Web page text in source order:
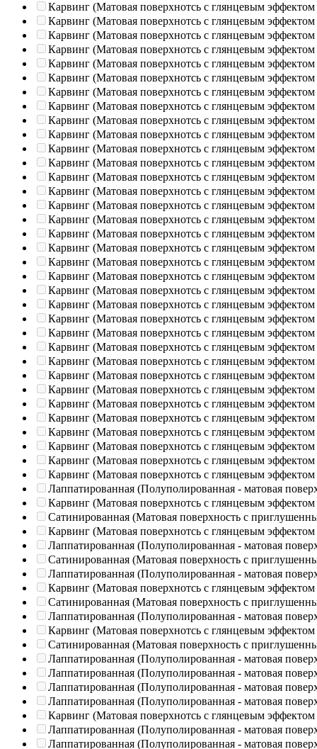
Карвинг (Матовая поверхнотсь с глянцевым эффектом
Карвинг (Матовая поверхнотсь с глянцевым эффектом
Карвинг (Матовая поверхнотсь с глянцевым эффектом
Карвинг (Матовая поверхнотсь с глянцевым эффектом
Карвинг (Матовая поверхнотсь с глянцевым эффектом
Карвинг (Матовая поверхнотсь с глянцевым эффектом
Карвинг (Матовая поверхнотсь с глянцевым эффектом
Карвинг (Матовая поверхнотсь с глянцевым эффектом
Карвинг (Матовая поверхнотсь с глянцевым эффектом
Карвинг (Матовая поверхнотсь с глянцевым эффектом
Карвинг (Матовая поверхнотсь с глянцевым эффектом
Карвинг (Матовая поверхнотсь с глянцевым эффектом
Карвинг (Матовая поверхнотсь с глянцевым эффектом
Карвинг (Матовая поверхнотсь с глянцевым эффектом
Карвинг (Матовая поверхнотсь с глянцевым эффектом
Карвинг (Матовая поверхнотсь с глянцевым эффектом
Карвинг (Матовая поверхнотсь с глянцевым эффектом
Карвинг (Матовая поверхнотсь с глянцевым эффектом
Карвинг (Матовая поверхнотсь с глянцевым эффектом
Карвинг (Матовая поверхнотсь с глянцевым эффектом
Карвинг (Матовая поверхнотсь с глянцевым эффектом
Карвинг (Матовая поверхнотсь с глянцевым эффектом
Карвинг (Матовая поверхнотсь с глянцевым эффектом
Карвинг (Матовая поверхнотсь с глянцевым эффектом
Карвинг (Матовая поверхнотсь с глянцевым эффектом
Карвинг (Матовая поверхнотсь с глянцевым эффектом
Карвинг (Матовая поверхнотсь с глянцевым эффектом
Карвинг (Матовая поверхнотсь с глянцевым эффектом
Карвинг (Матовая поверхнотсь с глянцевым эффектом
Карвинг (Матовая поверхнотсь с глянцевым эффектом
Карвинг (Матовая поверхнотсь с глянцевым эффектом
Карвинг (Матовая поверхнотсь с глянцевым эффектом
Карвинг (Матовая поверхнотсь с глянцевым эффектом
Карвинг (Матовая поверхнотсь с глянцевым эффектом
Лаппатированная (Полуполированная - матовая
Карвинг (Матовая поверхнотсь с глянцевым эффектом
Сатинированная (Матовая поверхность с
Карвинг (Матовая поверхнотсь с глянцевым эффектом
Лаппатированная (Полуполированная - матовая
Сатинированная (Матовая поверхность с
Лаппатированная (Полуполированная - матовая
Карвинг (Матовая поверхнотсь с глянцевым эффектом
Сатинированная (Матовая поверхность с
Лаппатированная (Полуполированная - матовая
Карвинг (Матовая поверхнотсь с глянцевым эффектом
Сатинированная (Матовая поверхность с
Лаппатированная (Полуполированная - матовая
Лаппатированная (Полуполированная - матовая
Лаппатированная (Полуполированная - матовая
Лаппатированная (Полуполированная - матовая
Карвинг (Матовая поверхнотсь с глянцевым эффектом
Лаппатированная (Полуполированная - матовая
Лаппатированная (Полуполированная - матовая